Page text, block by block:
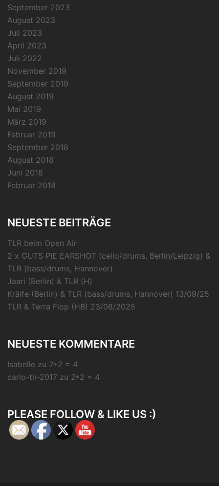
September 2023
August 2023
Juli 2023
April 2023
Juli 2022
November 2019
September 2019
August 2019
Mai 2019
März 2019
Februar 2019
September 2018
August 2018
Juni 2018
Februar 2018
NEUESTE BEITRÄGE
TLR beim Open Air
2 x GUTS PIE EARSHOT (cello/drums, Berlin/Leipzig) &
TLR (bass/drums, Hannover)
Jaari (Berlin) & TLR (H)
Krälfe (Berlin) & TLR (bass/drums, Hannover) 13/09/25
TLR & Terra Flop (HB) 23/08/2025
NEUESTE KOMMENTARE
Isabelle zu 2*2 = 4
carlo-tlr-2017 zu 2*2 = 4
PLEASE FOLLOW & LIKE US :)